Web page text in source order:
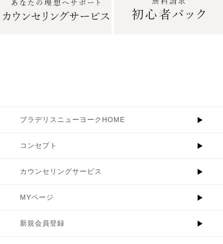
ブラデリスニューヨークHOME
コンセプト
カウンセリングサービス
MYページ
新規会員登録